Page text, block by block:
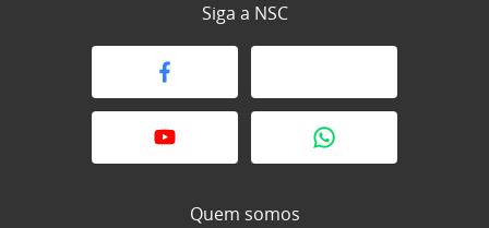
Siga a NSC
Quem somos